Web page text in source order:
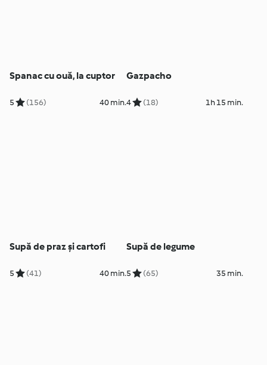
Spanac cu ouă, la cuptor
5 (156) 40 min.
Gazpacho
4 (18) 1h 15 min.
Supă de praz și cartofi
5 (41) 40 min.
Supă de legume
5 (65) 35 min.